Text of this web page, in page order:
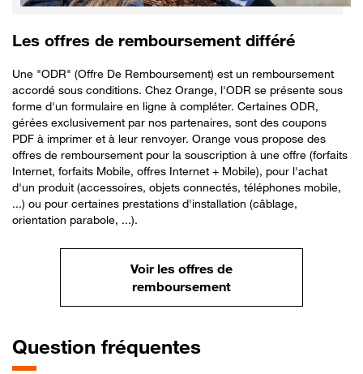
Les offres de remboursement différé
Une "ODR" (Offre De Remboursement) est un remboursement
accordé sous conditions. Chez Orange, l'ODR se présente sous
forme d'un formulaire en ligne à compléter. Certaines ODR,
gérées exclusivement par nos partenaires, sont des coupons
PDF à imprimer et à leur renvoyer. Orange vous propose des
offres de remboursement pour la souscription à une offre (forfaits
Internet, forfaits Mobile, offres Internet + Mobile), pour l'achat
d'un produit (accessoires, objets connectés, téléphones mobile,
...) ou pour certaines prestations d'installation (câblage,
orientation parabole, ...).
Voir les offres de
remboursement
Question fréquentes